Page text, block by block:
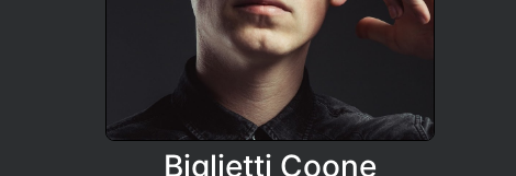
Biglietti Coone